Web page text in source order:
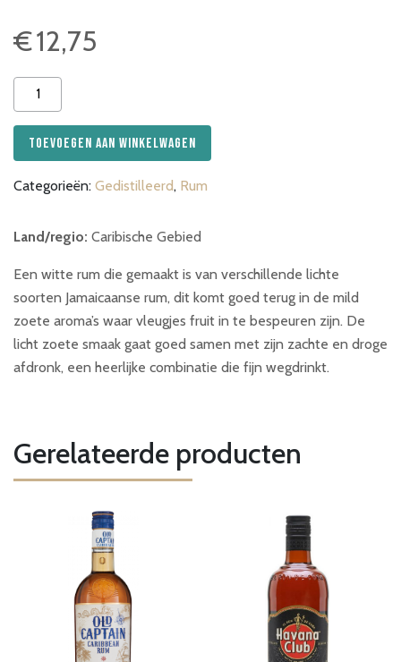
€12,75
Captain
Caribbean
Rum
70cl
Toevoegen aan winkelwagen
Categorieën: Gedistilleerd, Rum
Land/regio: Caribische Gebied
Een witte rum die gemaakt is van verschillende lichte
soorten Jamaicaanse rum, dit komt goed terug in de mild
zoete aroma’s waar vleugjes fruit in te bespeuren zijn. De
licht zoete smaak gaat goed samen met zijn zachte en droge
afdronk, een heerlijke combinatie die fijn wegdrinkt.
Gerelateerde producten